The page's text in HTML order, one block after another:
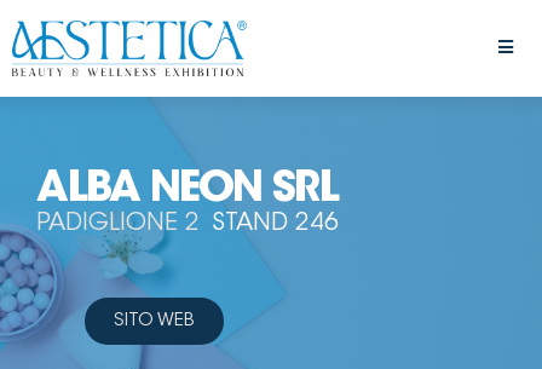
ALBA NEON SRL
PADIGLIONE 2 STAND 246
SITO WEB